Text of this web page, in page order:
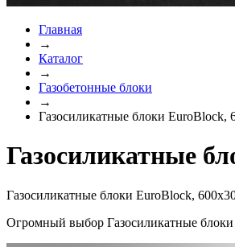
Главная
→
Каталог
→
Газобетонные блоки
→
Газосиликатные блоки EuroBlock,
Газосиликатные
Газосиликатные блоки EuroBlock,
Огромный выбор Газосиликатные